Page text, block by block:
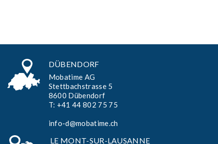
DÜBENDORF
Mobatime AG
Stettbachstrasse 5
8600 Dübendorf
T: +41 44 802 75 75
info-d@mobatime.ch
LE MONT-SUR-LAUSANNE